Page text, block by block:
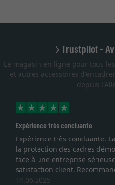
Trustpilot -
Le magasin en ligne pour tous
et autres accessoires
depuis
Expérience très concluante
Expérience très concluante.
la protection des cadres
face à une entreprise
satisfaction client.
14.06.2025